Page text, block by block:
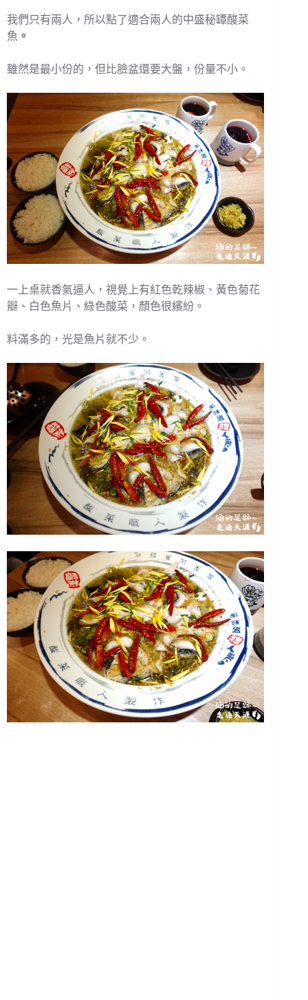
我們只有兩人，所以點了適合兩人的中盛秘罈酸菜
魚 。
雖然是最小份的，但比臉盆還要大盤，份量不小。
一上桌就香氣逼人，視覺上有紅色乾辣椒、黃色菊花
瓣、白色魚片、綠色酸菜，顏色很繽紛。
料滿多的，光是魚片就不少。